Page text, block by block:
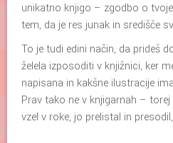
unikatno knjigo – zgodbo o
tem, da je res junak in središče
To je tudi edini način, da prideš
želela izposoditi v knjižnici, ker
napisana in kakšne ilustracije
Prav tako ne v knjigarnah – torej
vzel v roke, jo prelistal in